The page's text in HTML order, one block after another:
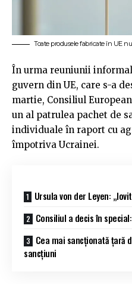
Toate produsele fabricate în UE
În urma reuniunii
guvern din UE, care s-a
martie, Consiliul
un al patrulea pachet de
individuale în raport cu
împotriva Ucrainei.
Ursula von der Leyen:
Consiliul a decis în special:
Cea mai sancționată țară
sancțiuni